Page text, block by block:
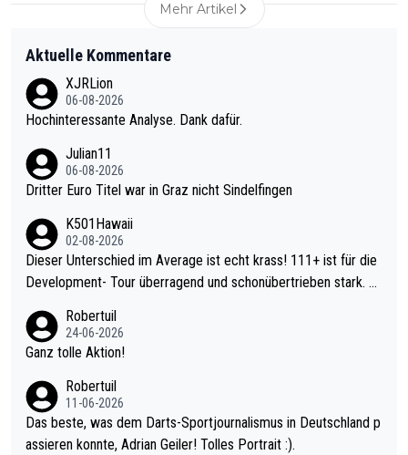
Mehr Artikel
Aktuelle Kommentare
XJRLion
06-08-2026
Hochinteressante Analyse. Dank dafür.
Julian11
06-08-2026
Dritter Euro Titel war in Graz nicht Sindelfingen
K501Hawaii
02-08-2026
Dieser Unterschied im Average ist echt krass! 111+ ist für die
Development- Tour überragend und schonübertrieben stark. U
mal 40+ erst recht. Da gewinnst keinen Blumentopf - ist ja noc
h krasser wie ein Pokalspiel eines Kreisligisten vs einem Bund
Robertuil
24-06-2026
Ganz tolle Aktion!
Robertuil
11-06-2026
Das beste, was dem Darts-Sportjournalismus in Deutschland p
assieren konnte, Adrian Geiler! Tolles Portrait :).